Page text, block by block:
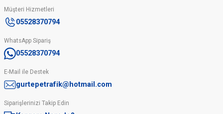
Müşteri Hizmetleri
05528370794
WhatsApp Sipariş
05528370794
E-Mail ile Destek
gurtepetrafik@hotmail.com
Siparişlerinizi Takip Edin